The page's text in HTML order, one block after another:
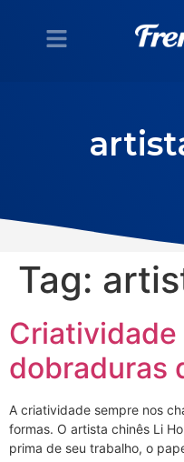
Tag:
Criatividade
dobraduras
A criatividade sempre nos
formas. O artista chinês Li
prima de seu trabalho, o